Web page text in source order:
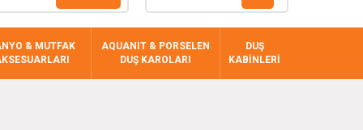
& MUTFAK
AQUANIT & PORSELEN
DUŞ KAROLARI
DUŞ
KABİNLERİ